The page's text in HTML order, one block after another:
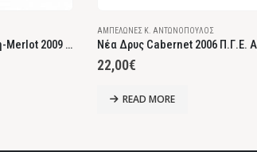
Ιδιωτική Συλλογή Μαυροδάφνη-Merlot 2009 Επιτραπέζιος Ερυθρός Ξηρός
ΑΜΠΕΛΏΝΕΣ Κ. ΑΝΤΩΝΌΠΟΥΛΟΣ
22,00€
READ MORE